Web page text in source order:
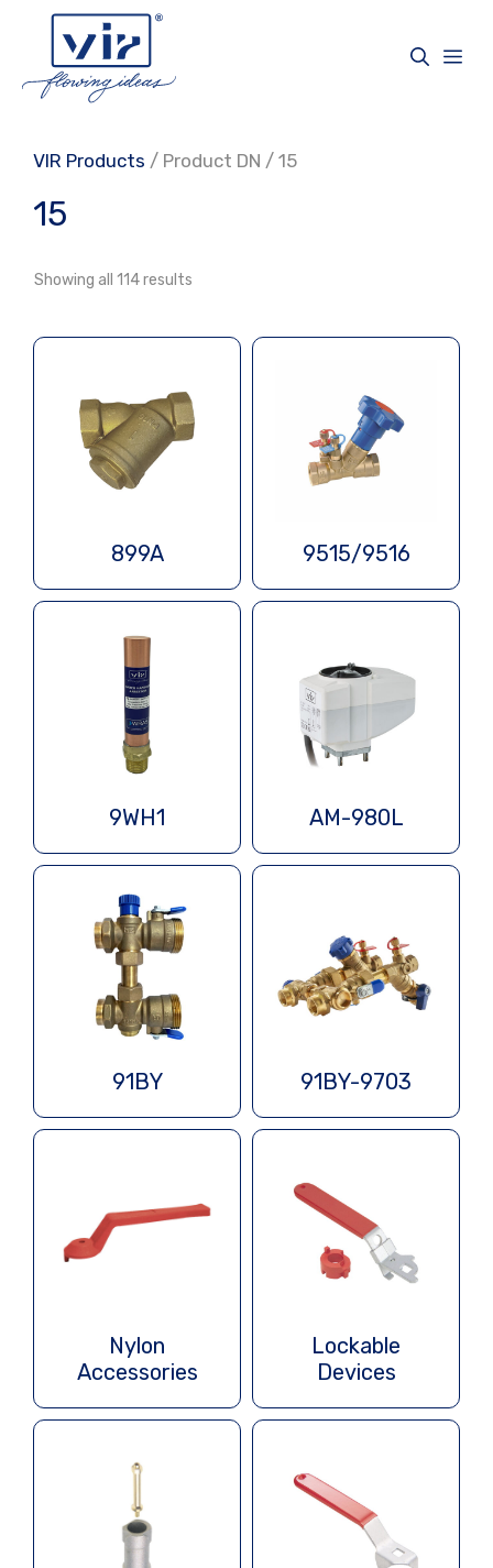
content
VIR Products / Product DN / 15
15
Showing all 114 results
899A 9515/9516
9WH1 AM-980L
91BY 91BY-9703
Nylon
Accessories
Lockable
Devices